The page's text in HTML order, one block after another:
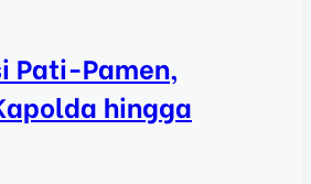
Pati-Pamen,
hingga